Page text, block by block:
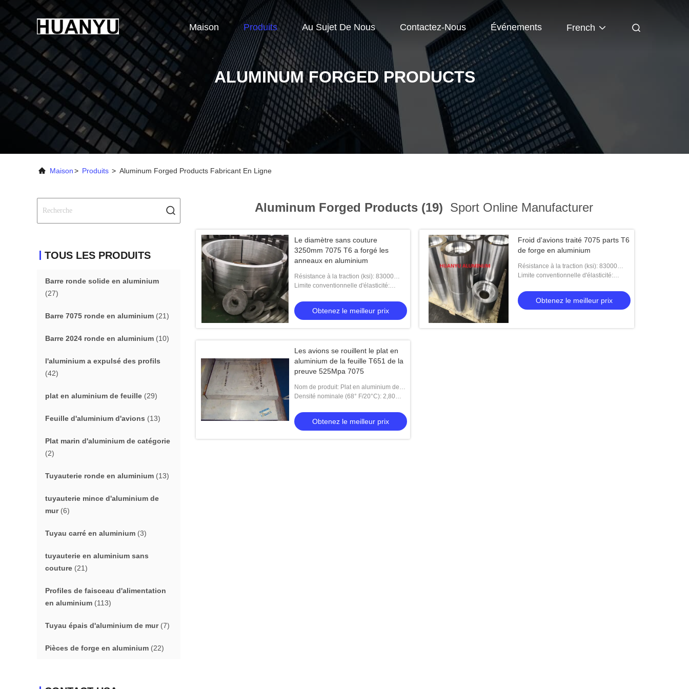
Maison Produits Au Sujet De Nous Contactez-Nous Événements French
ALUMINUM FORGED PRODUCTS
Maison> Produits > Aluminum Forged Products Fabricant En Ligne
TOUS LES PRODUITS
Barre ronde solide en aluminium
(27)
Barre 7075 ronde en aluminium (21)
Barre 2024 ronde en aluminium (10)
l'aluminium a expulsé des profils
(42)
plat en aluminium de feuille (29)
Feuille d'aluminium d'avions (13)
Plat marin d'aluminium de catégorie
(2)
Tuyauterie ronde en aluminium (13)
tuyauterie mince d'aluminium de
mur(6)
Tuyau carré en aluminium (3)
tuyauterie en aluminium sans
couture (21)
Profiles de faisceau d'alimentation
en aluminium (113)
Tuyau épais d'aluminium de mur(7)
Pièces de forge en aluminium (22)
Aluminum Forged Products (19) Sport Online Manufacturer
Le diamètre sans couture
3250mm 7075 T6 a forgé les
anneaux en aluminium
Résistance à la traction (ksi): 83000
LIVRES PAR POUCE CARRÉ
Limite conventionnelle d'élasticité:
Obtenez le meilleur prix
Froid d'avions traité 7075 parts T6
de forge en aluminium
Résistance à la traction (ksi): 83000
LIVRES PAR POUCE CARRÉ
Limite conventionnelle d'élasticité:
Obtenez le meilleur prix
Les avions se rouillent le plat en
aluminium de la feuille T651 de la
preuve 525Mpa 7075
Nom de produit: Plat en aluminium de
haute résistance de la feuille 7075 T651
Densité nominale (68° F/20°C): 2,80
Obtenez le meilleur prix